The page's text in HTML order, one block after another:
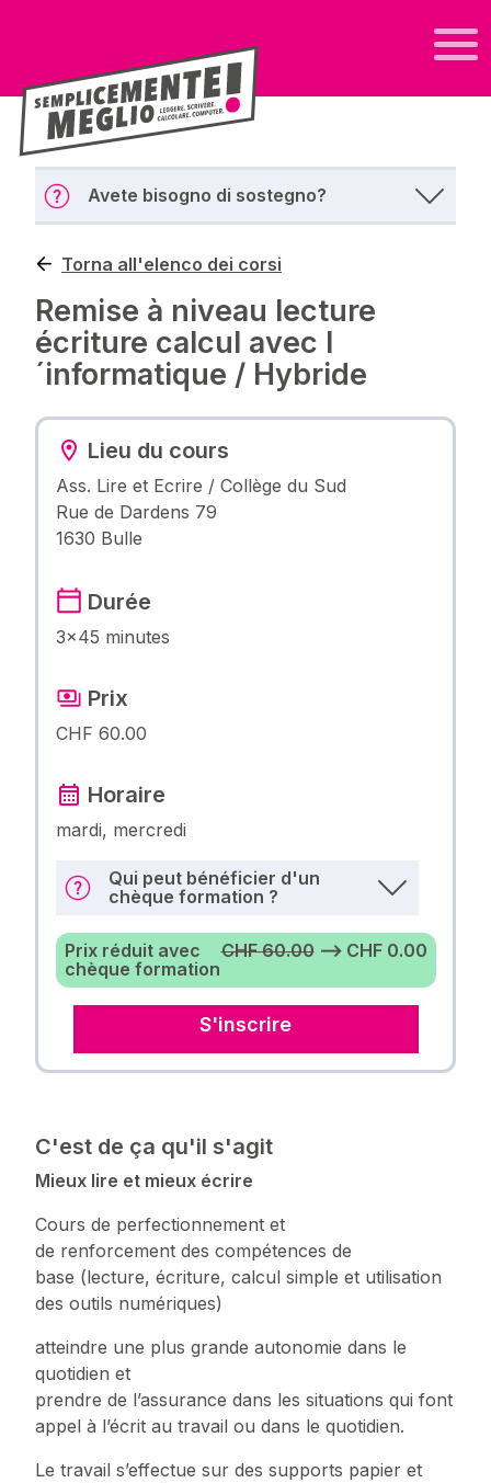
Avete bisogno di sostegno?
Torna all'elenco dei corsi
Remise à niveau lecture
écriture calcul avec l
´informatique / Hybride
Lieu du cours
Ass. Lire et Ecrire / Collège du Sud
Rue de Dardens 79
1630 Bulle
Durée
3×45 minutes
Prix
CHF 60.00
Horaire
mardi, mercredi
Qui peut bénéficier d'un
chèque formation ?
Prix réduit avec
chèque formation
CHF 60.00⟶ CHF 0.00
S'inscrire
C'est de ça qu'il s'agit
Mieux lire et mieux écrire
Cours de perfectionnement et
de renforcement des compétences de
base (lecture, écriture, calcul simple et utilisation
des outils numériques)
atteindre une plus grande autonomie dans le
quotidien et
prendre de l’assurance dans les situations qui font
appel à l’écrit au travail ou dans le quotidien.
Le travail s’effectue sur des supports papier et